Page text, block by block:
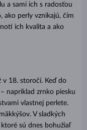
a sami ich s radosťou
ako perly vznikajú, čím
ich kvalita a ako
v 18. storočí. Keď do
napríklad zrnko piesku
vlastnej perlete.
V sladkých
sú dnes bohužiaľ